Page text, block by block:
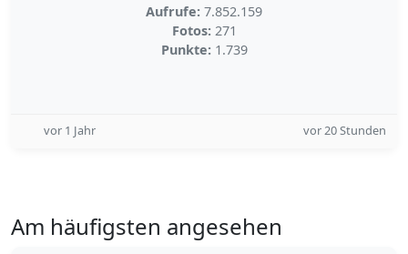
Aufrufe: 7.852.159
Fotos: 271
Punkte: 1.739
vor 1 Jahr vor 20 Stunden
Am häufigsten angesehen